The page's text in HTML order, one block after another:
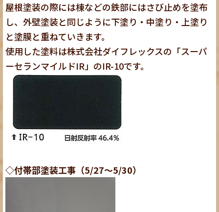
屋根塗装の際には棟などの鉄部にはさび止めを塗布
し、外壁塗装と同じように下塗り・中塗り・上塗り
と塗膜と重ねていきます。
使用した塗料は株式会社ダイフレックスの「スーパ
ーセランマイルドIR」のIR-10です。
◇付帯部塗装工事（5/27～5/30）